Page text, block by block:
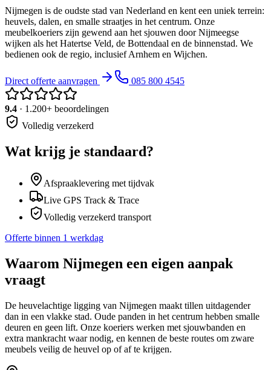
Nijmegen is de oudste stad van Nederland en kent een uniek terrein:
heuvels, dalen, en smalle straatjes in het centrum. Onze
meubelkoeriers zijn gewend aan het sjouwen door Nijmeegse
wijken als het Hatertse Veld, de Bottendaal en de binnenstad. We
bedienen ook de regio, inclusief Arnhem en Wijchen.
Direct offerte aanvragen 085 800 4545
9.4 · 1.200+ beoordelingen
Volledig verzekerd
Wat krijg je standaard?
Afspraaklevering met tijdvak
Live GPS Track & Trace
Volledig verzekerd transport
Offerte binnen 1 werkdag
Waarom Nijmegen een eigen aanpak
vraagt
De heuvelachtige ligging van Nijmegen maakt tillen uitdagender
dan in een vlakke stad. Oude panden in het centrum hebben smalle
deuren en geen lift. Onze koeriers werken met sjouwbanden en
extra mankracht waar nodig, en kennen de beste routes om zware
meubels veilig de heuvel op of af te krijgen.